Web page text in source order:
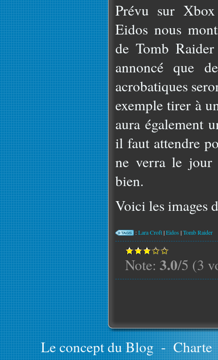
Prévu sur
Eidos nous
de Tomb
annoncé que
acrobatiques
exemple tirer à
aura également
il faut attendre
ne verra le
bien.
Voici les images
:Lara Croft|Eidos |Tomb Raider
Note: 3.0/5 (3
Le concept du Blog - Charte